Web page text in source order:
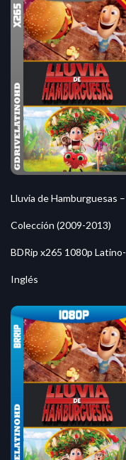
Lluvia de Hamburguesas –
Colección (2009-2013)
BDRip x265 1080p Latino-
Inglés